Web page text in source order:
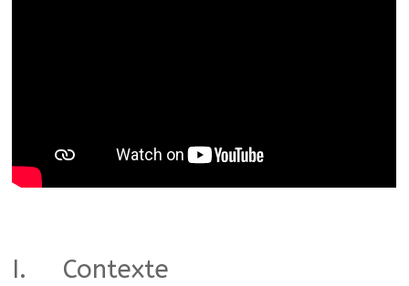
I. Contexte